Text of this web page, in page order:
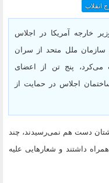
انقلاب
خارجه آمریکا در اجلاس
ملل متحد از سران
می‌کرد، پنج تن از اعضای
اجلاس در حمایت از
دست هم نمی‌رسیدند، چند
داشتند و شعارهایی علیه